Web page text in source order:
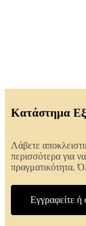
Κατάστημα
Λάβετε
περισσότερα για
πραγματικότητα.
Εγγραφείτε ή